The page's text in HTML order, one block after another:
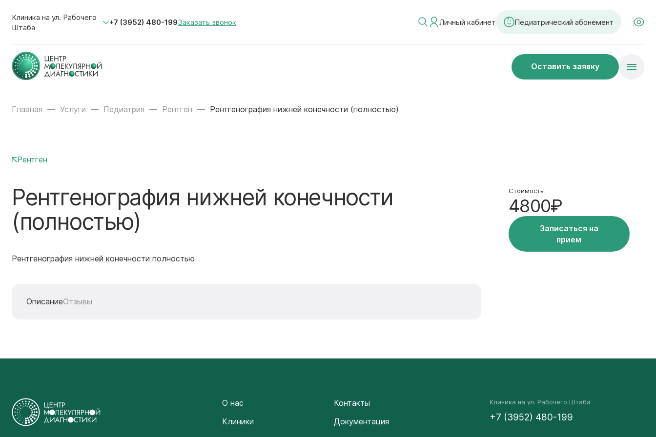
Клиника на ул. Рабочего
Штаба
+7 (3952) 480-199Заказать звонок Личный кабинет Педиатрический абонемент
Оставить заявку
Главная Услуги Педиатрия Рентген Рентгенография нижней конечности (полностью)
Рентген
Рентгенография нижней конечности
(полностью)
Рентгенография нижней конечности полностью
ОписаниеОтзывы
Стоимость
4800₽
Записаться на
прием
О нас
Клиники
Контакты
Документация
Клиника на ул. Рабочего Штаба
+7 (3952) 480-199